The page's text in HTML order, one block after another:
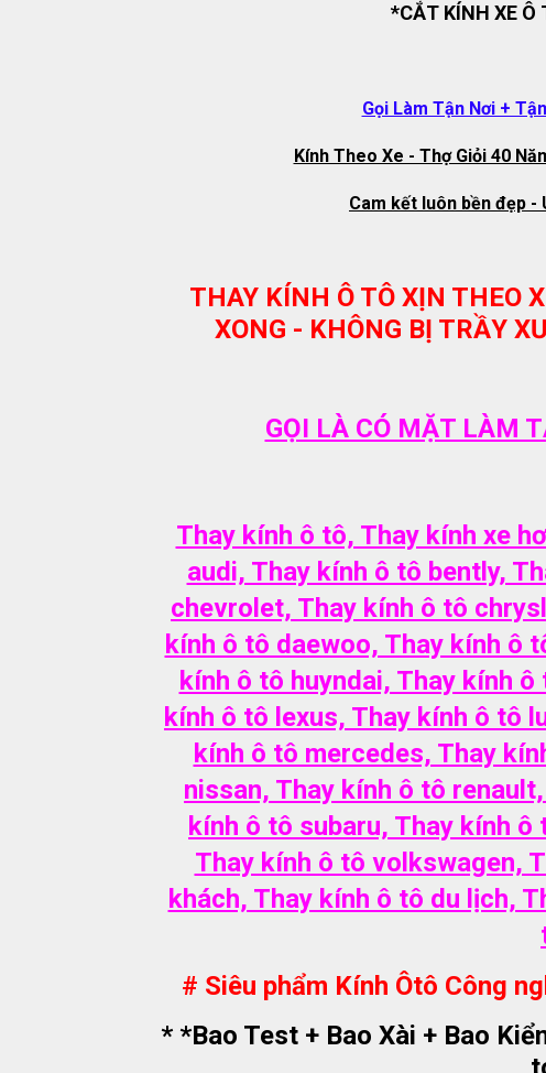
*CẮT KÍNH XE Ô
Gọi Làm Tận Nơi +
Kính Theo Xe - Thợ Giỏi 40
Cam kết luôn bền đẹp -
THAY KÍNH Ô TÔ XỊN THEO
XONG - KHÔNG BỊ TRẦY
GỌI LÀ CÓ MẶT LÀM
Thay kính ô tô, Thay kính xe
audi, Thay kính ô tô bently,
chevrolet, Thay kính ô tô
kính ô tô daewoo, Thay kính ô
kính ô tô huyndai, Thay kính
kính ô tô lexus, Thay kính ô tô
kính ô tô mercedes, Thay
nissan, Thay kính ô tô
kính ô tô subaru, Thay kính
Thay kính ô tô volkswagen,
khách, Thay kính ô tô du lịch,
# Siêu phẩm Kính Ôtô Công
* *Bao Test + Bao Xài + Bao